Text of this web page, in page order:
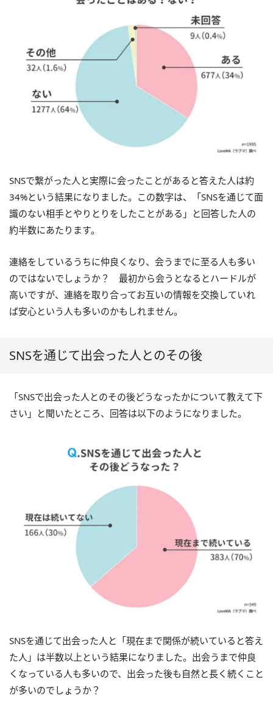
SNSで繋がった人と実際に会ったことがあると答えた人は約
34%という結果になりました。この数字は、「SNSを通じて面
識のない相手とやりとりをしたことがある」と回答した人の
約半数にあたります。
連絡をしているうちに仲良くなり、会うまでに至る人も多い
のではないでしょうか？ 最初から会うとなるとハードルが
高いですが、連絡を取り合ってお互いの情報を交換していれ
ば安心という人も多いのかもしれません。
SNSを通じて出会った人とのその後
「SNSで出会った人とのその後どうなったかについて教えて下
さい」と聞いたところ、回答は以下のようになりました。
SNSを通じて出会った人と「現在まで関係が続いていると答え
た人」は半数以上という結果になりました。出会うまで仲良
くなっている人も多いので、出会った後も自然と長く続くこと
が多いのでしょうか？